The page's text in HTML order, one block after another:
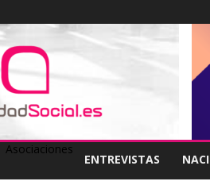
Asociaciones
ENTREVISTAS